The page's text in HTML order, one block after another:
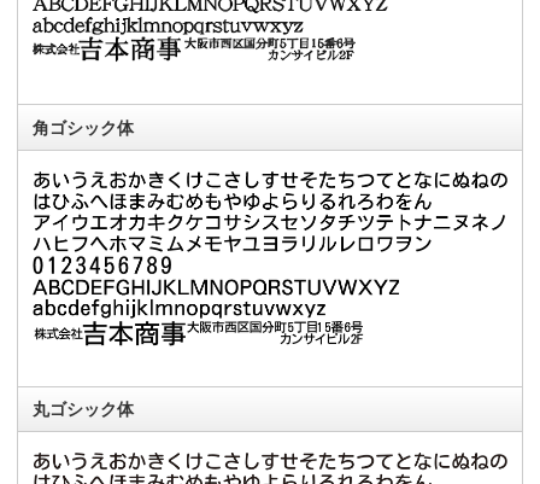
角ゴシック体
丸ゴシック体